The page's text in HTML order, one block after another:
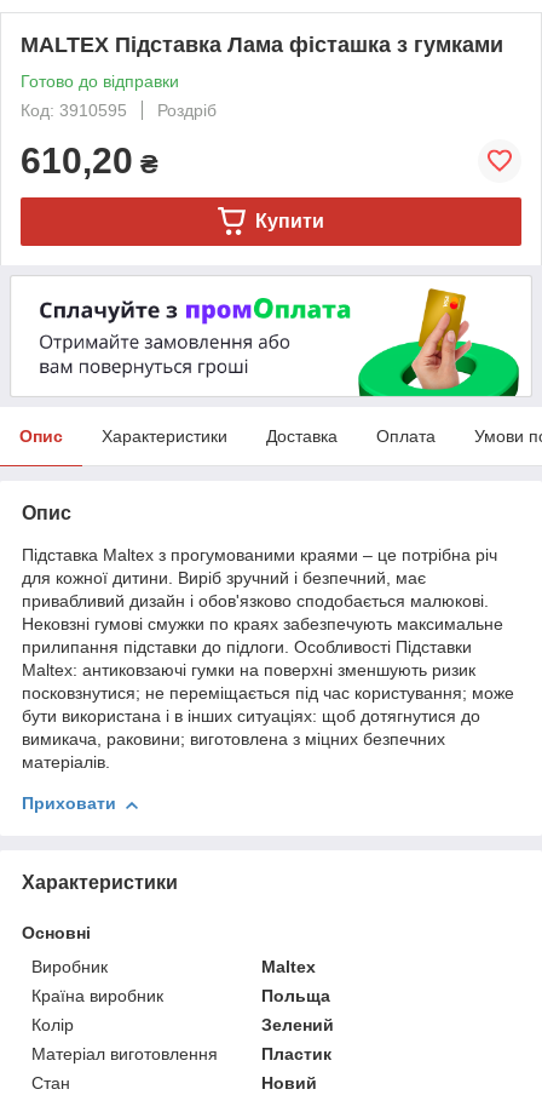
MALTEX Підставка Лама фісташка з гумками
Готово до відправки
Код: 3910595
Роздріб
610,20 ₴
Купити
Опис Характеристики Доставка Оплата Умови
Опис
Підставка Maltex з прогумованими краями – це потрібна річ
для кожної дитини. Виріб зручний і безпечний, має
привабливий дизайн і обов'язково сподобається малюкові.
Нековзні гумові смужки по краях забезпечують максимальне
прилипання підставки до підлоги. Особливості Підставки
Maltex: антиковзаючі гумки на поверхні зменшують ризик
посковзнутися; не переміщається під час користування; може
бути використана і в інших ситуаціях: щоб дотягнутися до
вимикача, раковини; виготовлена з міцних безпечних
матеріалів.
Приховати
Характеристики
Основні
Виробник
Maltex
Країна виробник
Польща
Колір
Зелений
Матеріал виготовлення
Пластик
Стан
Новий